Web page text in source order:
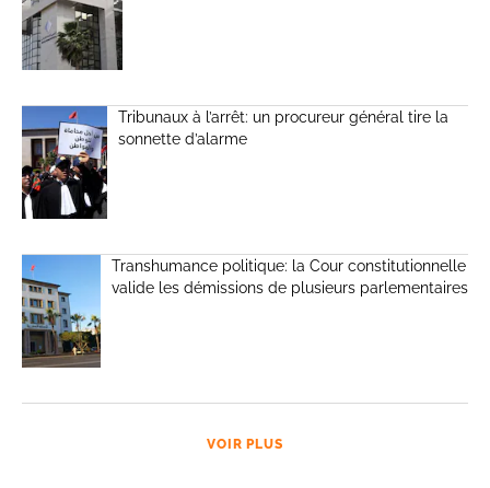
Tribunaux à l’arrêt: un procureur général tire la
sonnette d’alarme
Transhumance politique: la Cour constitutionnelle
valide les démissions de plusieurs parlementaires
VOIR PLUS